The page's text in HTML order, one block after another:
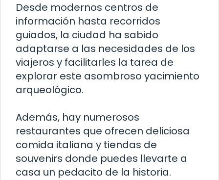
Desde modernos centros de
información hasta recorridos
guiados, la ciudad ha sabido
adaptarse a las necesidades de los
viajeros y facilitarles la tarea de
explorar este asombroso yacimiento
arqueológico.
Además, hay numerosos
restaurantes que ofrecen deliciosa
comida italiana y tiendas de
souvenirs donde puedes llevarte a
casa un pedacito de la historia.